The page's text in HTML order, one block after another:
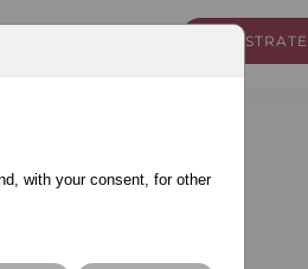
with your consent, for other